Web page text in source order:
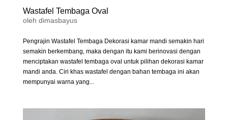
Wastafel Tembaga Oval
oleh dimasbayus
Pengrajin Wastafel Tembaga Dekorasi kamar mandi semakin hari
semakin berkembang, maka dengan itu kami berinovasi dengan
menciptakan wastafel tembaga oval untuk pilihan dekorasi kamar
mandi anda. Ciri khas wastafel dengan bahan tembaga ini akan
mempunyai warna yang...